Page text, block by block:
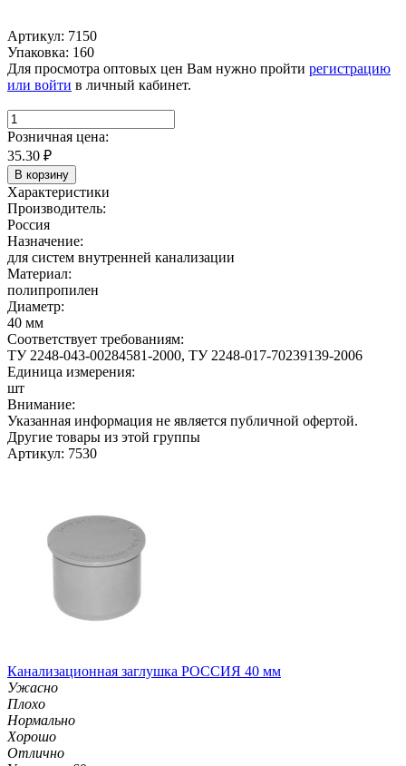
Артикул: 7150
Упаковка: 160
Для просмотра оптовых цен Вам нужно пройти регистрацию
или войти в личный кабинет.
Розничная цена:
35.30 ₽
В корзину
Характеристики
Производитель:
Россия
Назначение:
для систем внутренней канализации
Материал:
полипропилен
Диаметр:
40 мм
Соответствует требованиям:
ТУ 2248-043-00284581-2000, ТУ 2248-017-70239139-2006
Единица измерения:
шт
Внимание:
Указанная информация не является публичной офертой.
Другие товары из этой группы
Артикул: 7530
Канализационная заглушка РОССИЯ 40 мм
Ужасно
Плохо
Нормально
Хорошо
Отлично